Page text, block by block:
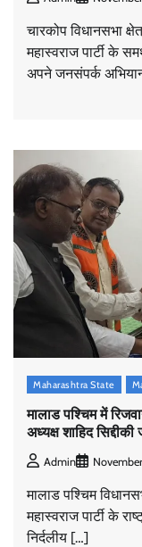
चारकोप विधानसभा
महास्वराज पार्टी के
अपने जनसंपर्क
Maharashtra State
मालाड पश्चिम में
अध्यक्ष शाहिद सिद्दीकी
Admin
मालाड पश्चिम
महास्वराज पार्टी के
निर्दलीय […]